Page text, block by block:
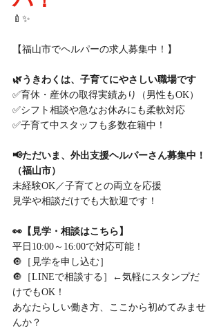
🍼✨
【福山市でヘルパーの求人募集中！】
🌿うきわくは、子育てにやさしい職場です
✅育休・産休の取得実績あり（男性もOK）
✅シフト相談や急なお休みにも柔軟対応
✅子育て中スタッフも多数在籍中！
📢ただいま、外出支援ヘルパーさん募集中！
（福山市）
未経験OK／子育てとの両立を応援
見学や相談だけでも大歓迎です！
👀【見学・相談はこちら】
平日10:00～16:00で対応可能！
🔘［見学を申し込む］
🔘［LINEで相談する］←気軽にスタンプだ
けでもOK！
あなたらしい働き方、ここから初めてみませ
んか？